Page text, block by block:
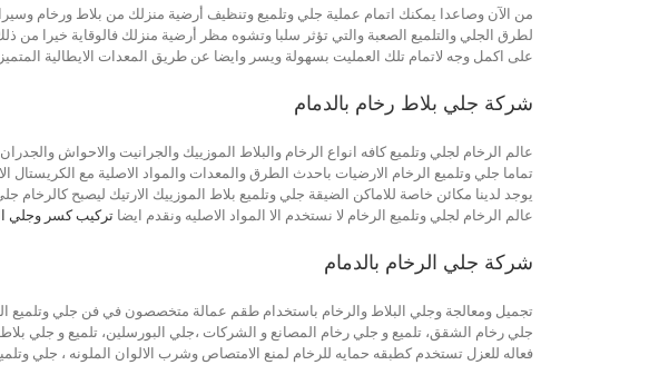
من الآن وصاعدا يمكنك اتمام عملية جلي وتلميع وتنظيف أرضية منزلك من بلاط ورخام
لطرق الجلي والتلميع الصعبة والتي تؤثر سلبا وتشوه مظر أرضية منزلك فالوقاية خيرا
على اكمل وجه لاتمام تلك العمليت بسهولة ويسر وايضا عن طريق المعدات الايطالية
شركة جلي بلاط رخام بالدمام
عالم الرخام لجلي وتلميع كافه انواع الرخام والبلاط الموزييك والجرانيت والاحواش
تماما جلي وتلميع الرخام الارضيات باحدث الطرق والمعدات والمواد الاصلية مع
يوجد لدينا مكائن خاصة للاماكن الضيقة جلي وتلميع بلاط الموزييك الارتيك ليصبح
عالم الرخام لجلي وتلميع الرخام لا نستخدم الا المواد الاصليه ونقدم ايضا تركيب كسر وجلي
شركة جلي الرخام بالدمام
تجميل ومعالجة وجلي البلاط والرخام باستخدام طقم عمالة متخصصون في فن جلي وتلميع
جلي رخام الشقق، تلميع و جلي رخام المصانع و الشركات ،جلي البورسلين، تلميع و جلي
فعاله للعزل تستخدم كطبقه حمايه للرخام لمنع الامتصاص وشرب الالوان الملونه ، جلي